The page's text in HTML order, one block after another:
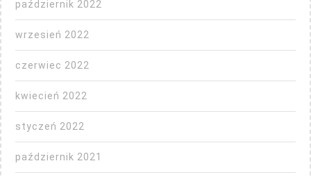
październik 2022
wrzesień 2022
czerwiec 2022
kwiecień 2022
styczeń 2022
październik 2021